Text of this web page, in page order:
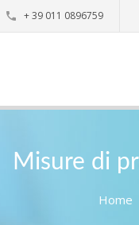
+ 39 011 0896759
Misure di
Home